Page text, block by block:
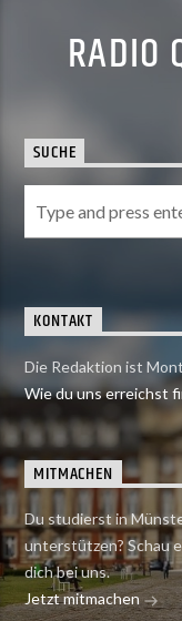
RADIO
SUCHE
KONTAKT
Die Redaktion ist
Wie du uns erreichst
MITMACHEN
Du studierst in
unterstützen? Schau
dich bei uns.
Jetzt mitmachen